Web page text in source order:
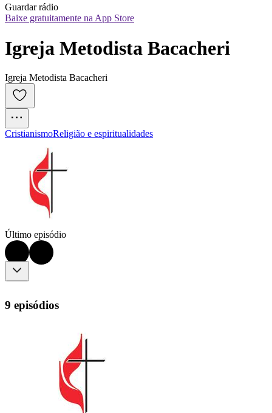
Guardar rádio
Baixe gratuitamente na App Store
Igreja Metodista Bacacheri
Igreja Metodista Bacacheri
CristianismoReligião e espiritualidades
Último episódio
9 episódios